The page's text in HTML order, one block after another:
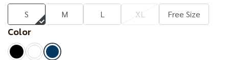
S M L XL Free Size
Color